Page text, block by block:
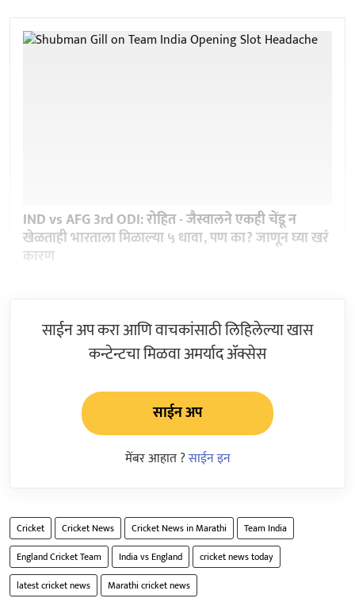
IND vs AFG 3rd ODI: रोहित - जैस्वालने एकही चेंडू न
खेळताही भारताला मिळाल्या ५ धावा, पण का? जाणून घ्या खरं
कारण
साईन अप करा आणि वाचकांसाठी लिहिलेल्या खास
कन्टेन्टचा मिळवा अमर्याद ॲक्सेस
साईन अप
मेंबर आहात ?साईन इन
Cricket Cricket News Cricket News in Marathi
Team India
England Cricket Team
India vs England
cricket news today
latest cricket news
Marathi cricket news